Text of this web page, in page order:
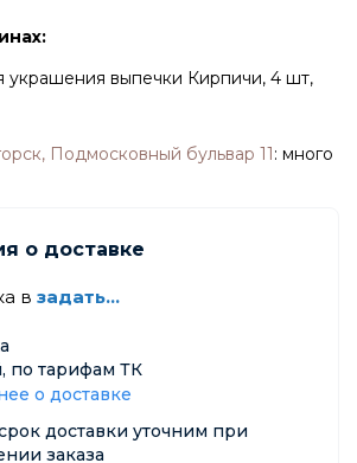
украшения выпечки Кирпичи, 4 шт,
Подмосковный бульвар 11: много
о доставке
в задать...
по тарифам ТК
о доставке
доставки уточним при
заказа